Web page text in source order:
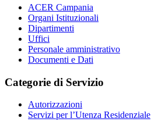
ACER Campania
Organi Istituzionali
Dipartimenti
Uffici
Personale amministrativo
Documenti e Dati
Categorie di Servizio
Autorizzazioni
Servizi per l’Utenza Residenziale